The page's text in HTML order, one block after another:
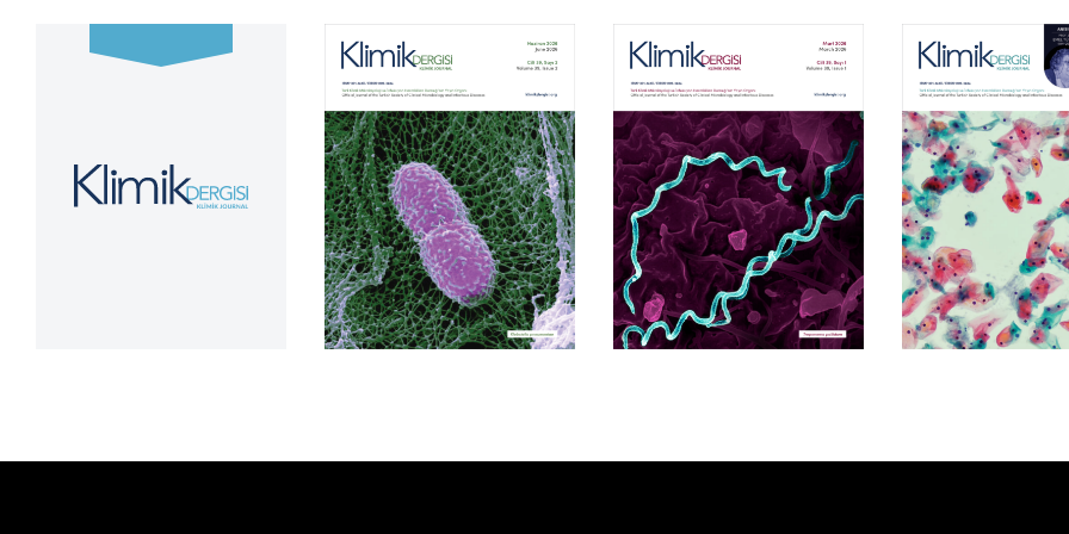
Cilt 39, Sayı 2 Cilt 39, Sayı 1 Cilt 38,